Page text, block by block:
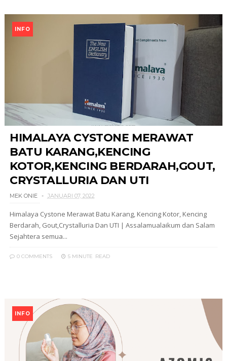
INFO
HIMALAYA CYSTONE MERAWAT
BATU KARANG,KENCING
KOTOR,KENCING BERDARAH,GOUT,
CRYSTALLURIA DAN UTI
MEK ONIE JANUARI 07, 2022
Himalaya Cystone Merawat Batu Karang, Kencing Kotor, Kencing
Berdarah, Gout,Crystalluria Dan UTI | Assalamualaikum dan Salam
Sejahtera semua...
0 COMMENTS 5 MINUTE READ
INFO